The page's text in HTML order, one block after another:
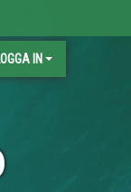
IN